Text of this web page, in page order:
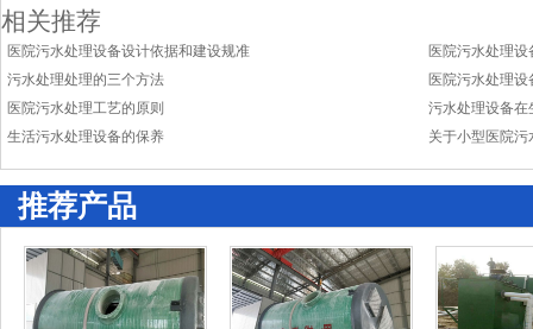
相关推荐
医院污水处理设备设计依据和建设规准
医院污水处理
污水处理处理的三个方法
医院污水处理
医院污水处理工艺的原则
污水处理设备在
生活污水处理设备的保养
关于小型医院
推荐产品